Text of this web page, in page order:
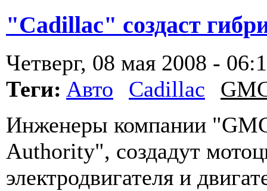
"Cadillac" создаст
Четверг, 08 мая 2008 -
Теги: Авто Cadillac
Инженеры компании
Authority", создадут
электродвигателя и